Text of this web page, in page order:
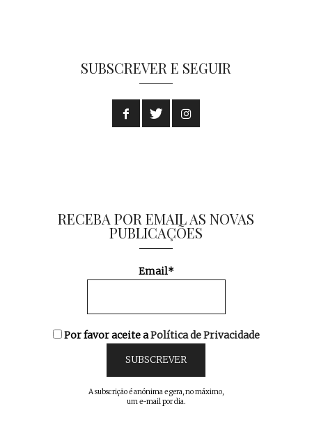
SUBSCREVER E SEGUIR
RECEBA POR EMAIL AS NOVAS
PUBLICAÇÕES
Email*
Por favor aceite aPolítica de Privacidade
A subscrição é anónima e gera, no máximo,
um e-mail por dia.